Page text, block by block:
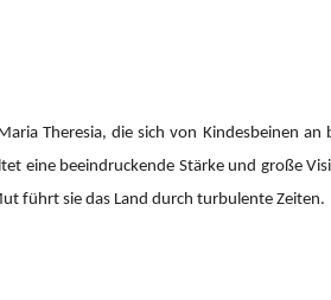
Theresia, die sich von Kindesbeinen an
eine beeindruckende Stärke und große
führt sie das Land durch turbulente Zeiten.